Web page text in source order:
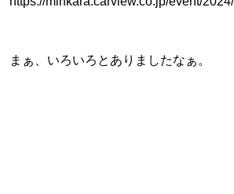
まぁ、いろいろとありましたなぁ。